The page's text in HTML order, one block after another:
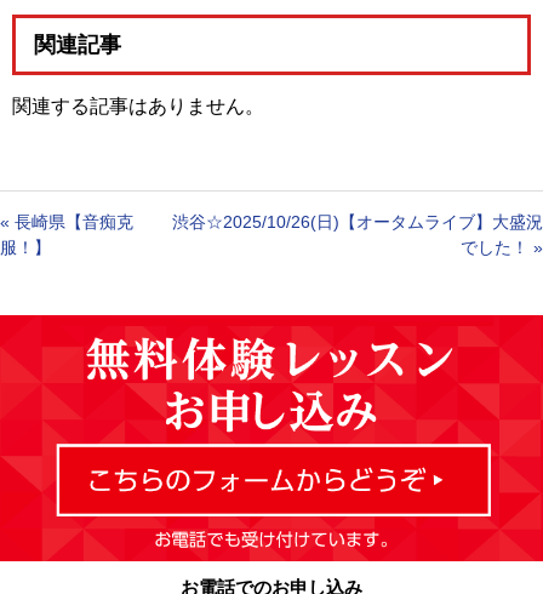
関連記事
関連する記事はありません。
« 長崎県【音痴克
服！】
渋谷☆2025/10/26(日)【オータムライブ】大盛況
でした！
»
お電話でのお申し込み